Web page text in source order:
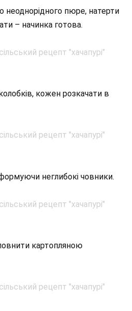
неоднорідного пюре, натерти
– начинка готова.
кожен розкачати в
неглибокі човники.
картопляною